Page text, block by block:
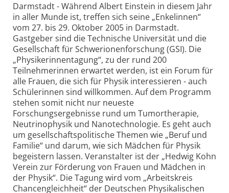
Darmstadt - Während Albert Einstein in diesem Jahr
in aller Munde ist, treffen sich seine „Enkelinnen“
vom 27. bis 29. Oktober 2005 in Darmstadt.
Gastgeber sind die Technische Universität und die
Gesellschaft für Schwerionenforschung (GSI). Die
„Physikerinnentagung“, zu der rund 200
Teilnehmerinnen erwartet werden, ist ein Forum für
alle Frauen, die sich für Physik interessieren - auch
Schülerinnen sind willkommen. Auf dem Programm
stehen somit nicht nur neueste
Forschungsergebnisse rund um Tumortherapie,
Neutrinophysik und Nanotechnologie. Es geht auch
um gesellschaftspolitische Themen wie „Beruf und
Familie“ und darum, wie sich Mädchen für Physik
begeistern lassen. Veranstalter ist der „Hedwig Kohn
Verein zur Förderung von Frauen und Mädchen in
der Physik“. Die Tagung wird vom „Arbeitskreis
Chancengleichheit“ der Deutschen Physikalischen